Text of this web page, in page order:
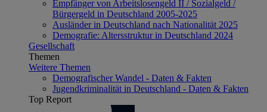
Empfänger von Arbeitslosengeld II / Sozialgeld /
Bürgergeld in Deutschland 2005-2025
Ausländer in Deutschland nach Nationalität 2025
Demografie: Altersstruktur in Deutschland 2024
Gesellschaft
Themen
Weitere Themen
Demografischer Wandel - Daten & Fakten
Jugendkriminalität in Deutschland - Daten & Fakten
Top Report